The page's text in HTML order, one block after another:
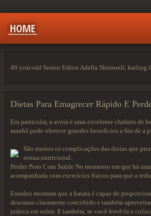
HOME
49 year-old Senior Editor Adella Shimwell, hailing
Dietas Para Emagrecer Rápido E
Em particular, a aveia é uma excelente chafariz de
manhã pode oferecer grandes benefícios a fim de a
São muitos os complicações das dietas que
rotina nutricional.
Perder Peso Com Saúde No momento em que há
acompanhada com exercícios físicos para que a
Estudos mostram que a batata é capaz de
descanso claramente concebido e também
prática em sobra. E também, se você fervê-la e